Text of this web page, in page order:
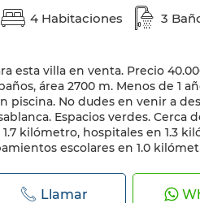
4 Habitaciones 3
esta villa en venta. Precio
área 2700 m. Menos de 1
piscina. No dudes en venir a
Espacios verdes. Cerca
kilómetro, hospitales en 1.3
escolares en 1.0
Llamar